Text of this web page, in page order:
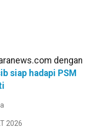
dengan
siap hadapi PSM
2026